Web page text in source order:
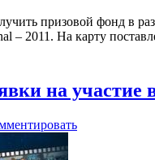
призовой фонд в
– 2011. На карту
на участие